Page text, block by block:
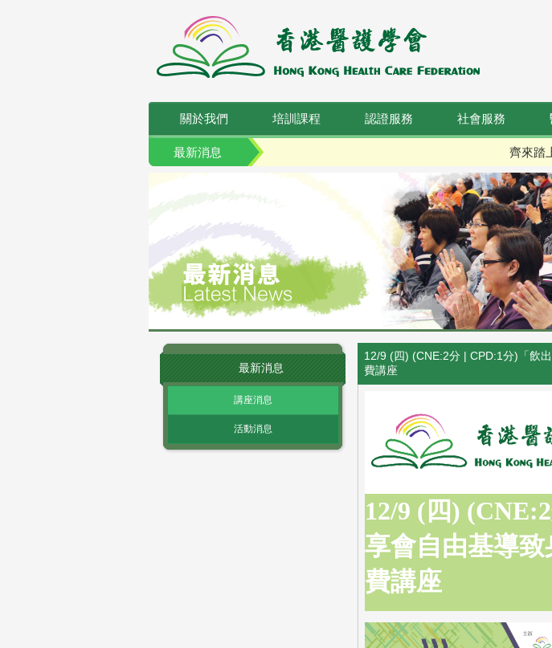
關於我們 培訓課程 認證服務 社會服務
最新消息 齊來踏
最新消息
講座消息
活動消息
12/9 (四) (CNE:2分 | CPD:1分)「飲
費講座
12/9 (四)
享會自由基導
費講座